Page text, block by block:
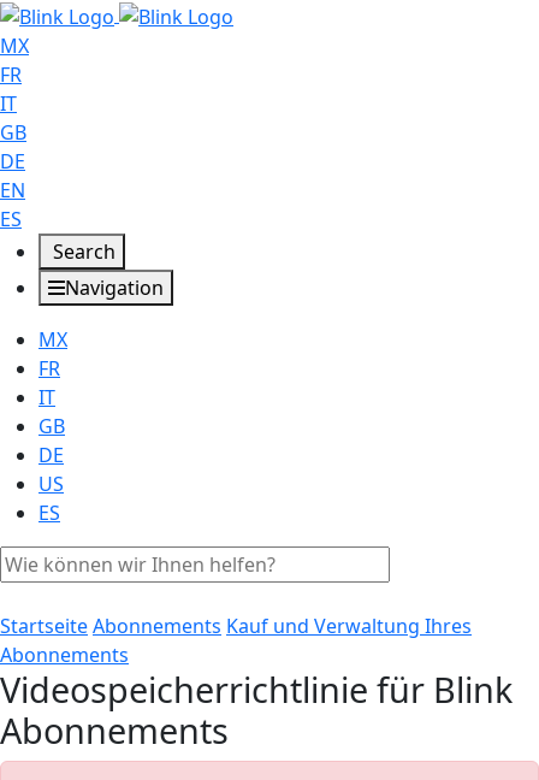
MX
FR
IT
GB
DE
EN
ES
Search
Navigation
MX
FR
IT
GB
DE
US
ES
StartseiteAbonnements Kauf und Verwaltung Ihres
Abonnements
Videospeicherrichtlinie für Blink
Abonnements